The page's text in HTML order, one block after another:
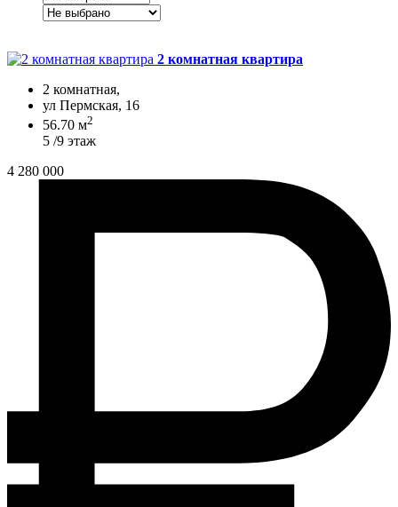
2 комнатная квартира
2 комнатная,
ул Пермская, 16
56.70 м2
5 /9 этаж
4 280 000